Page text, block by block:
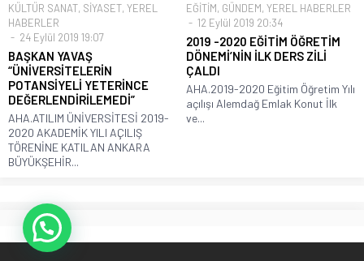
KÜLTÜR SANAT, SİYASET, YEREL
HABERLER
24 Eylül 2019 19:07
BAŞKAN YAVAŞ
“ÜNİVERSİTELERİN
POTANSİYELİ YETERİNCE
DEĞERLENDİRİLEMEDİ”
AHA.ATILIM ÜNİVERSİTESİ 2019-
2020 AKADEMİK YILI AÇILIŞ
TÖRENİNE KATILAN ANKARA
BÜYÜKŞEHİR...
EĞİTİM, GÜNDEM, YEREL HABERLER
12 Eylül 2019 20:34
2019 -2020 EĞİTİM ÖĞRETİM
DÖNEMİ’NİN İLK DERS ZİLİ
ÇALDI
AHA.2019-2020 Eğitim Öğretim Yılı
açılışı Alemdağ Emlak Konut İlk
ve...